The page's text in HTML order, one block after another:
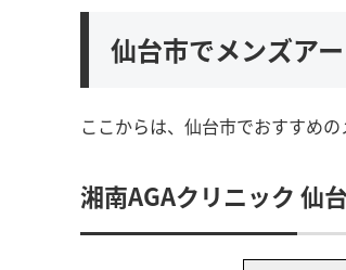
仙台市でメンズア
ここからは、仙台市でおすすめ
湘南AGAクリニック 仙